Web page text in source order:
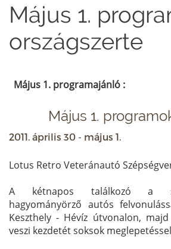
Május 1.
országszerte
Május 1. programajánló :
Május 1.
2011. április 30 - május 1.
Lotus Retro Veteránautó
A kétnapos találkozó a
hagyományörző autós
Keszthely - Hévíz útvonalon,
veszi kezdetét soksok